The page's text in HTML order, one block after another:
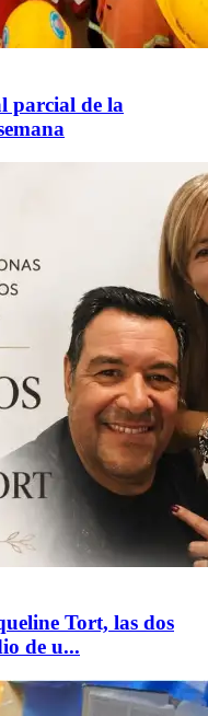
parcial de la
Tort, las dos
de u...